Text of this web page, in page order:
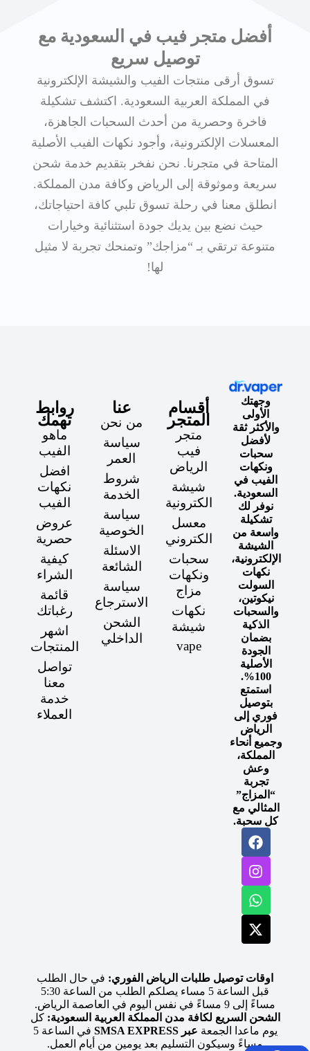
أفضل متجر فيب في السعودية مع
توصيل سريع
تسوق أرقى منتجات الفيب والشيشة الإلكترونية
في المملكة العربية السعودية. اكتشف تشكيلة
فاخرة وحصرية من أحدث السحبات الجاهزة،
المعسلات الإلكترونية، وأجود نكهات الفيب الأصلية
المتاحة في متجرنا. نحن نفخر بتقديم خدمة شحن
سريعة وموثوقة إلى الرياض وكافة مدن المملكة.
انطلق معنا في رحلة تسوق تلبي كافة احتياجاتك،
حيث نضع بين يديك جودة استثنائية وخيارات
متنوعة ترتقي بـ “مزاجك” وتمنحك تجربة لا مثيل
لها!
وجهتك
الأولى
والأكثر ثقة
لأفضل
سحبات
ونكهات
الفيب في
السعودية.
نوفر لك
تشكيلة
واسعة من
الشيشة
الإلكترونية،
نكهات
السولت
نيكوتين،
والسحبات
الذكية
بضمان
الجودة
الأصلية
100%.
استمتع
بتوصيل
فوري إلى
الرياض
وجميع أنحاء
المملكة،
وعش
تجربة
“المزاج”
المثالي مع
كل سحبة.
أقسام
المتجر
متجر
فيب
الرياض
شيشة
الكترونية
معسل
الكتروني
سحبات
ونكهات
مزاج
نكهات
شيشة
vape
عنا
من نحن
سياسة
العمر
شروط
الخدمة
سياسة
الخوصية
الاسئلة
الشائعة
سياسة
الاسترجاع
الشحن
الداخلي
روابط
تهمك
ماهو
الفيب
افضل
نكهات
الفيب
عروض
حصرية
كيفية
الشراء
قائمة
رغباتك
اشهر
المنتجات
تواصل
معنا
خدمة
العملاء
اوقات توصيل طلبات الرياض الفوري: في حال الطلب
قبل الساعة 5 مساء يصلكم الطلب من الساعة 5:30
مساءً إلى 9 مساءً في نفس اليوم في العاصمة الرياض.
الشحن السريع لكافة مدن المملكة العربية السعودية: كل
يوم ماعدا الجمعة عبر SMSA EXPRESS
في الساعة 5
مساءً وسيكون التسليم بعد يومين من أيام العمل.